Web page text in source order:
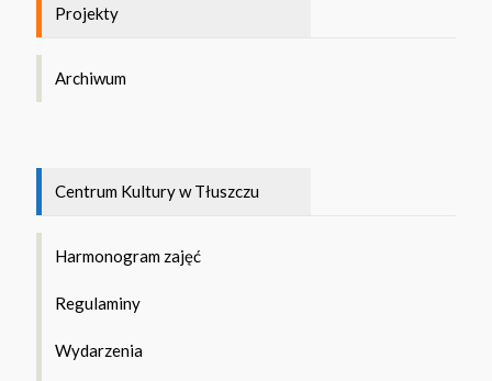
Projekty
Archiwum
Centrum Kultury w Tłuszczu
Harmonogram zajęć
Regulaminy
Wydarzenia